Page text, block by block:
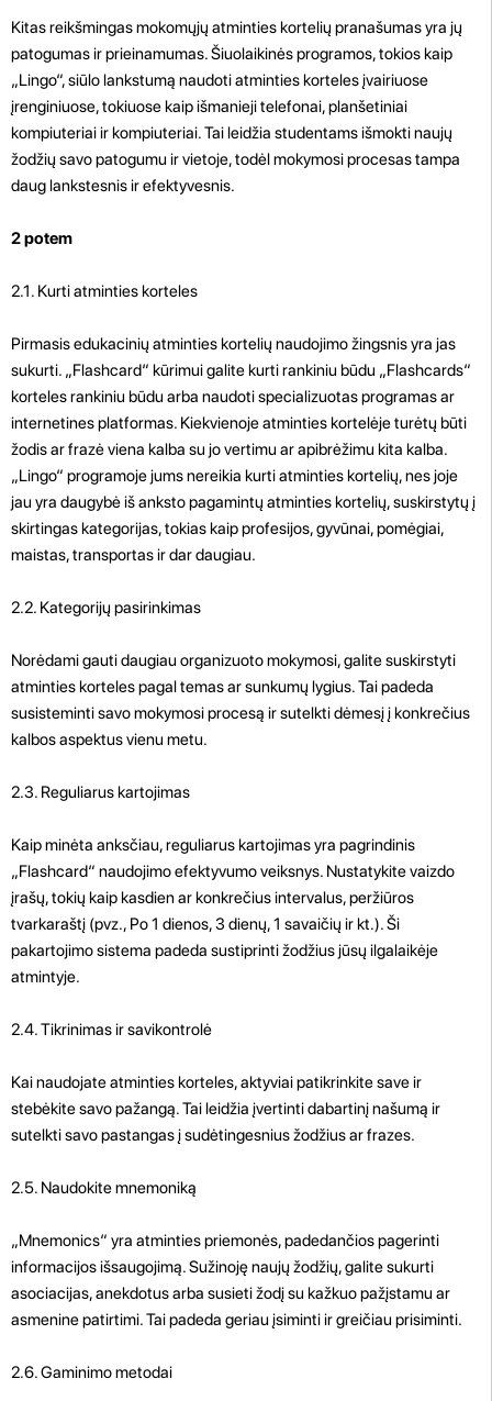
Kitas reikšmingas mokomųjų atminties kortelių pranašumas yra jų
patogumas ir prieinamumas. Šiuolaikinės programos, tokios kaip
„Lingo“, siūlo lankstumą naudoti atminties korteles įvairiuose
įrenginiuose, tokiuose kaip išmanieji telefonai, planšetiniai
kompiuteriai ir kompiuteriai. Tai leidžia studentams išmokti naujų
žodžių savo patogumu ir vietoje, todėl mokymosi procesas tampa
daug lankstesnis ir efektyvesnis.
2 potem
2.1. Kurti atminties korteles
Pirmasis edukacinių atminties kortelių naudojimo žingsnis yra jas
sukurti. „Flashcard“ kūrimui galite kurti rankiniu būdu „Flashcards“
korteles rankiniu būdu arba naudoti specializuotas programas ar
internetines platformas. Kiekvienoje atminties kortelėje turėtų būti
žodis ar frazė viena kalba su jo vertimu ar apibrėžimu kita kalba.
„Lingo“ programoje jums nereikia kurti atminties kortelių, nes joje
jau yra daugybė iš anksto pagamintų atminties kortelių, suskirstytų į
skirtingas kategorijas, tokias kaip profesijos, gyvūnai, pomėgiai,
maistas, transportas ir dar daugiau.
2.2. Kategorijų pasirinkimas
Norėdami gauti daugiau organizuoto mokymosi, galite suskirstyti
atminties korteles pagal temas ar sunkumų lygius. Tai padeda
susisteminti savo mokymosi procesą ir sutelkti dėmesį į konkrečius
kalbos aspektus vienu metu.
2.3. Reguliarus kartojimas
Kaip minėta anksčiau, reguliarus kartojimas yra pagrindinis
„Flashcard“ naudojimo efektyvumo veiksnys. Nustatykite vaizdo
įrašų, tokių kaip kasdien ar konkrečius intervalus, peržiūros
tvarkaraštį (pvz., Po 1 dienos, 3 dienų, 1 savaičių ir kt.). Ši
pakartojimo sistema padeda sustiprinti žodžius jūsų ilgalaikėje
atmintyje.
2.4. Tikrinimas ir savikontrolė
Kai naudojate atminties korteles, aktyviai patikrinkite save ir
stebėkite savo pažangą. Tai leidžia įvertinti dabartinį našumą ir
sutelkti savo pastangas į sudėtingesnius žodžius ar frazes.
2.5. Naudokite mnemoniką
„Mnemonics“ yra atminties priemonės, padedančios pagerinti
informacijos išsaugojimą. Sužinoję naujų žodžių, galite sukurti
asociacijas, anekdotus arba susieti žodį su kažkuo pažįstamu ar
asmenine patirtimi. Tai padeda geriau įsiminti ir greičiau prisiminti.
2.6. Gaminimo metodai